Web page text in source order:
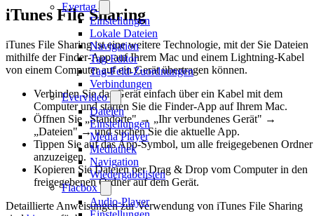
Evertag
Einstellungen
Lokale Dateien
Navigation
Tag-Editor
Tag-Feld-Zuordnungen
Verbindungen
Evervideo
Dateien
Einstellungen
Media Player
Mediathek
Navigation
Wiedergabelisten
Flacbox
Audio-Player
iTunes File Sharing
iTunes File Sharing ist eine weitere Technologie, mit der Sie Dateien
mithilfe der Finder-App auf Ihrem Mac und einem Lightning-Kabel
von einem Computer auf ein Gerät übertragen können.
Verbinden Sie das Gerät einfach über ein Kabel mit dem
Computer und starten Sie die Finder-App auf Ihrem Mac.
Öffnen Sie „Standorte" → „Ihr verbundenes Gerät" →
„Dateien" → und suchen Sie die aktuelle App.
Tippen Sie auf das App-Symbol, um alle freigegebenen Ordner
anzuzeigen.
Kopieren Sie Dateien per Drag & Drop vom Computer in den
freigegebenen Ordner auf dem Gerät.
Detaillierte Anweisungen zur Verwendung von iTunes File Sharing